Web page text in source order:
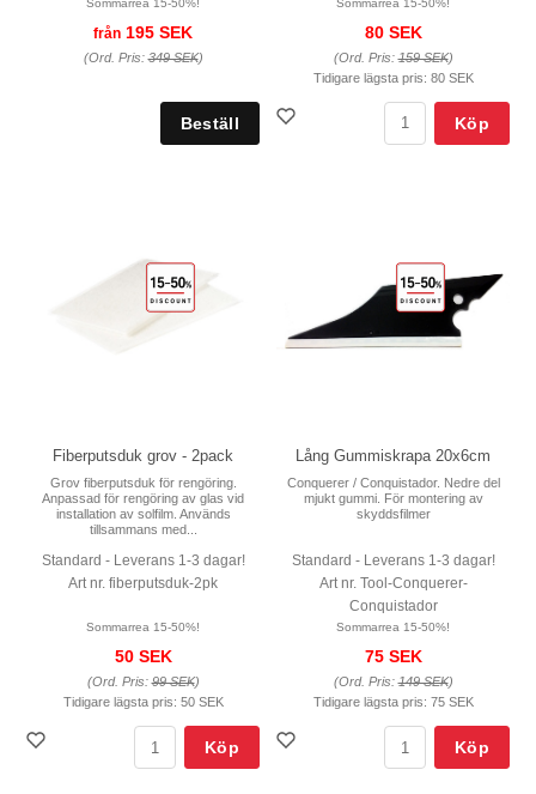
från 195 SEK
(Ord. Pris:349 SEK)
80 SEK
(Ord. Pris:159 SEK)
Tidigare lägsta pris: 80 SEK
Köp
Fiberputsduk grov - 2pack
Grov fiberputsduk för rengöring.
Anpassad för rengöring av glas vid
installation av solfilm. Används
tillsammans med...
Standard - Leverans 1-3 dagar!
Art nr. fiberputsduk-2pk
Sommarrea 15-50%!
50 SEK
(Ord. Pris:99 SEK)
Tidigare lägsta pris: 50 SEK
Köp
Lång Gummiskrapa 20x6cm
Conquerer / Conquistador. Nedre del
mjukt gummi. För montering av
skyddsfilmer
Standard - Leverans 1-3 dagar!
Art nr. Tool-Conquerer-
Conquistador
Sommarrea 15-50%!
75 SEK
(Ord. Pris:149 SEK)
Tidigare lägsta pris: 75 SEK
Köp